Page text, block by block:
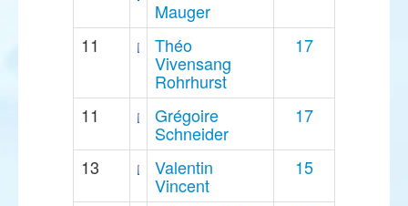
Mauger
11 Théo
Vivensang
Rohrhurst
17
11 Grégoire
Schneider
17
13 Valentin
Vincent
15